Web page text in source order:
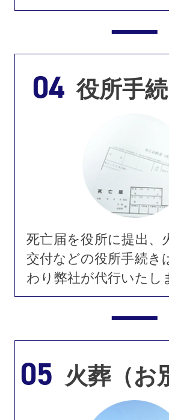
04 役所手
死亡届を役所に提出、
交付などの役所手続き
わり弊社が代行いたし
05 火葬（お